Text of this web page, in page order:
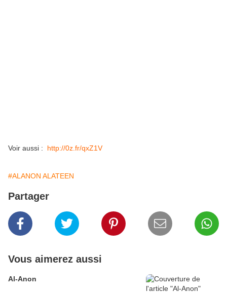
Voir aussi : http://0z.fr/qxZ1V
#ALANON ALATEEN
Partager
Vous aimerez aussi
Al-Anon